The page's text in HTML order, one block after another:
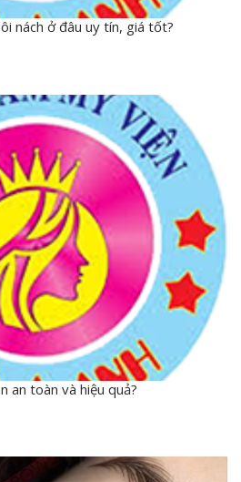
nách ở đâu uy tín, giá tốt?
an toàn và hiệu quả?